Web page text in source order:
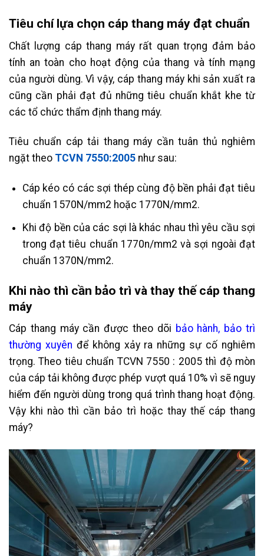
Tiêu chí lựa chọn cáp thang máy đạt chuẩn
Chất lượng cáp thang máy rất quan trọng đảm bảo
tính an toàn cho hoạt động của thang và tính mạng
của người dùng. Vì vậy, cáp thang máy khi sản xuất ra
cũng cần phải đạt đủ những tiêu chuẩn khắt khe từ
các tổ chức thẩm định thang máy.
Tiêu chuẩn cáp tải thang máy cần tuân thủ nghiêm
ngặt theo TCVN 7550:2005 như sau:
Cáp kéo có các sợi thép cùng độ bền phải đạt tiêu
chuẩn 1570N/mm2 hoặc 1770N/mm2.
Khi độ bền của các sợi là khác nhau thì yêu cầu sợi
trong đạt tiêu chuẩn 1770n/mm2 và sợi ngoài đạt
chuẩn 1370N/mm2.
Khi nào thì cần bảo trì và thay thế cáp thang
máy
Cáp thang máy cần được theo dõi bảo hành, bảo trì
thường xuyên để không xảy ra những sự cố nghiêm
trọng. Theo tiêu chuẩn TCVN 7550 : 2005 thì độ mòn
của cáp tải không được phép vượt quá 10% vì sẽ nguy
hiểm đến người dùng trong quá trình thang hoạt động.
Vậy khi nào thì cần bảo trì hoặc thay thế cáp thang
máy?